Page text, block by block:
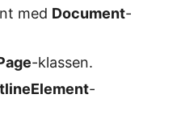
med Document-
-klassen.
-